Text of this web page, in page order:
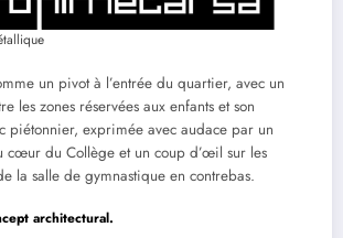
un pivot à l’entrée du quartier, avec un
les zones réservées aux enfants et son
piétonnier, exprimée avec audace par un
cœur du Collège et un coup d’œil sur les
la salle de gymnastique en contrebas.
architectural.